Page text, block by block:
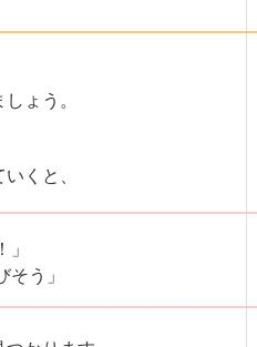
ょう。
くと、
」
そう」